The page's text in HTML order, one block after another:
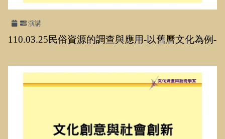
演講
110.03.25民俗資源的調查與應用-以舊曆文化為例-